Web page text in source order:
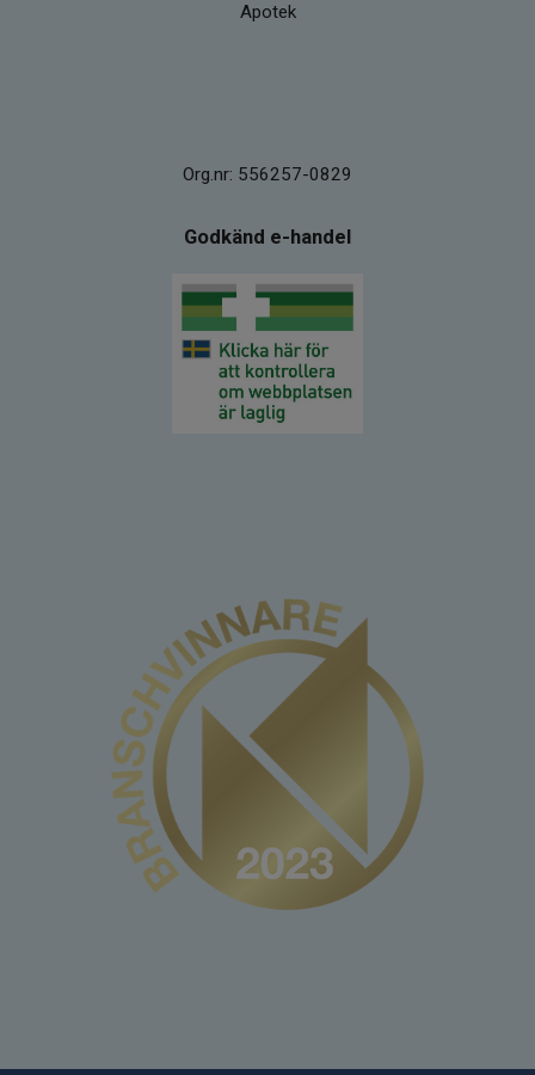
Apotek
Org.nr: 556257-0829
Godkänd e-handel